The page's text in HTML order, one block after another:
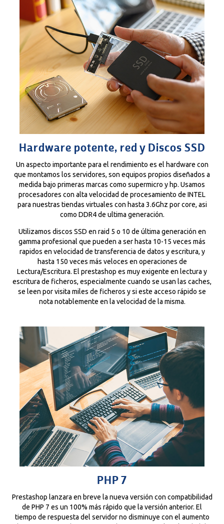
Hardware potente, red y Discos SSD
Un aspecto importante para el rendimiento es el hardware con
que montamos los servidores, son equipos propios diseñados a
medida bajo primeras marcas como supermicro y hp. Usamos
procesadores con alta velocidad de procesamiento de INTEL
para nuestras tiendas virtuales con hasta 3.6Ghz por core, asi
como DDR4 de ultima generación.
Utilizamos discos SSD en raid 5 o 10 de última generación en
gamma profesional que pueden a ser hasta 10-15 veces más
rapidos en velocidad de transferencia de datos y escritura, y
hasta 150 veces más veloces en operaciones de
Lectura/Escritura. El prestashop es muy exigente en lectura y
escritura de ficheros, especialmente cuando se usan las caches,
se leen por visita miles de ficheros y si este acceso rápido se
nota notablemente en la velocidad de la misma.
PHP 7
Prestashop lanzara en breve la nueva versión con compatibilidad
de PHP 7 es un 100% más rápido que la versión anterior. El
tiempo de respuesta del servidor no disminuye con el aumento